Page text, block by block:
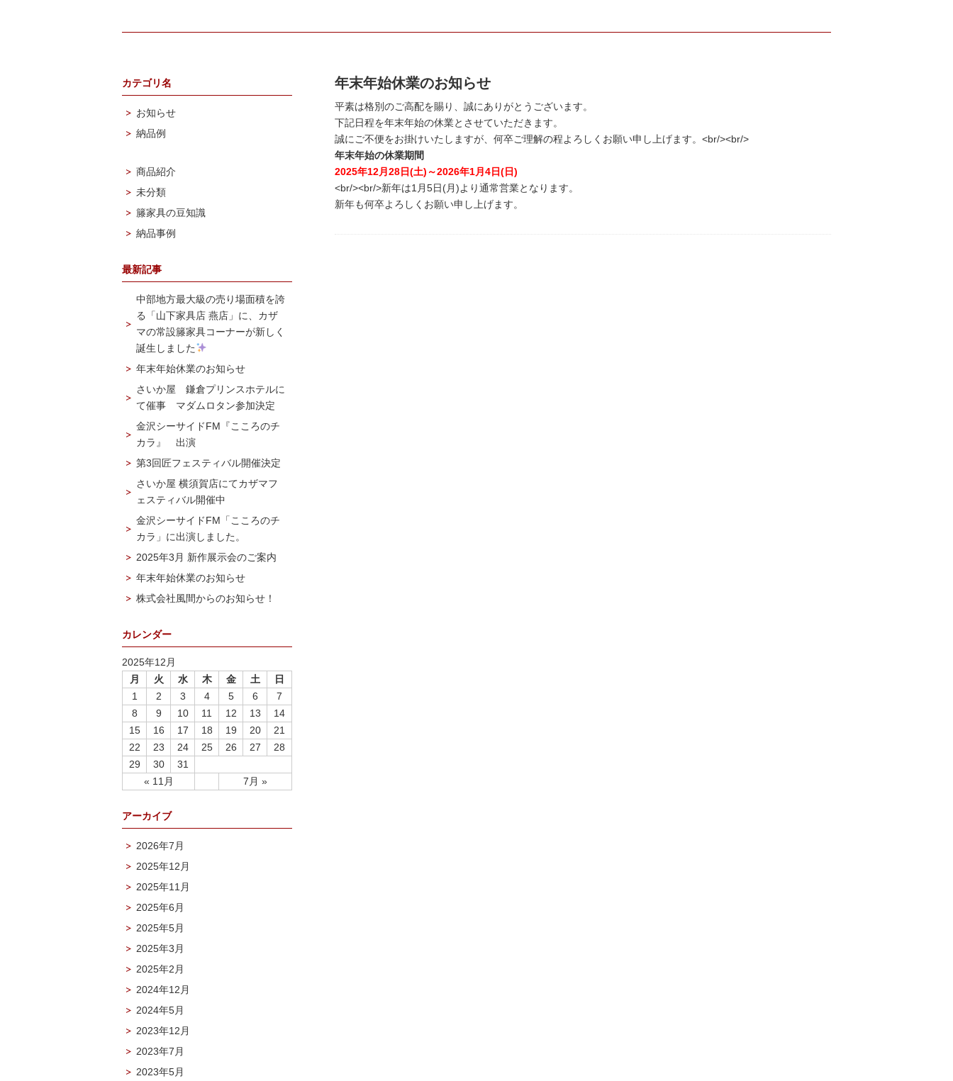
年末年始休業のお知らせ
平素は格別のご高配を賜り、誠にありがとうございます。
下記日程を年末年始の休業とさせていただきます。
誠にご不便をお掛けいたしますが、何卒ご理解の程よろしくお願い申し上げます。<br/><br/>
年末年始の休業期間
2025年12月28日(土)～2026年1月4日(日)
<br/><br/>新年は1月5日(月)より通常営業となります。
新年も何卒よろしくお願い申し上げます。
カテゴリ名
お知らせ
納品例
商品紹介
未分類
籐家具の豆知識
納品事例
最新記事
中部地方最大級の売り場面積を誇
る「山下家具店 燕店」に、カザ
マの常設籐家具コーナーが新しく
誕生しました
年末年始休業のお知らせ
さいか屋 鎌倉プリンスホテルに
て催事 マダムロタン参加決定
金沢シーサイドFM『こころのチ
カラ』 出演
第3回匠フェスティバル開催決定
さいか屋 横須賀店にてカザマフ
ェスティバル開催中
金沢シーサイドFM「こころのチ
カラ」に出演しました。
2025年3月 新作展示会のご案内
年末年始休業のお知らせ
株式会社風間からのお知らせ！
カレンダー
2025年12月
月
火 水 木 金 土 日
« 11月 7月 »
1 2 3 4 5 6
7
8
9 10 11 12 13
14
15
16 17 18 19 20
21
22
23 24 25 26 27
28
29
30 31
アーカイブ
2026年7月
2025年12月
2025年11月
2025年6月
2025年5月
2025年3月
2025年2月
2024年12月
2024年5月
2023年12月
2023年7月
2023年5月